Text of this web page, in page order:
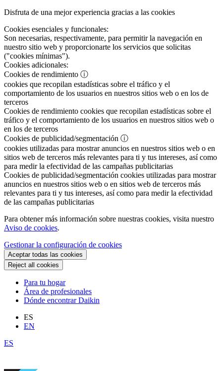
Disfruta de una mejor experiencia gracias a las cookies
Cookies esenciales y funcionales:
Son necesarias, respectivamente, para permitir la navegación en
nuestro sitio web y proporcionarte los servicios que solicitas
("cookies mínimas").
Cookies adicionales:
Cookies de rendimiento ⓘ
cookies que recopilan estadísticas sobre el tráfico y el
comportamiento de los usuarios en nuestros sitios web o en los de
terceros
Cookies de rendimiento cookies que recopilan estadísticas sobre el
tráfico y el comportamiento de los usuarios en nuestros sitios web o
en los de terceros
Cookies de publicidad/segmentación ⓘ
cookies utilizadas para mostrar anuncios en nuestros sitios web o en
sitios web de terceros más relevantes para ti y tus intereses, así como
para medir la efectividad de las campañas publicitarias
Cookies de publicidad/segmentación cookies utilizadas para mostrar
anuncios en nuestros sitios web o en sitios web de terceros más
relevantes para ti y tus intereses, así como para medir la efectividad
de las campañas publicitarias
Para obtener más información sobre nuestras cookies, visita nuestro
Aviso de cookies.
Gestionar la configuración de cookies
Aceptar todas las cookies
Reject all cookies
Para tu hogar
Área de profesionales
Dónde encontrar Daikin
ES
EN
ES